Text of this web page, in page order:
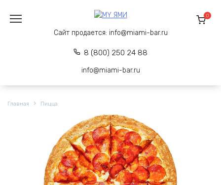
содержанию
Сайт продается: info@miami-bar.ru
8 (800) 250 24 88
info@miami-bar.ru
0
Главная Пицца